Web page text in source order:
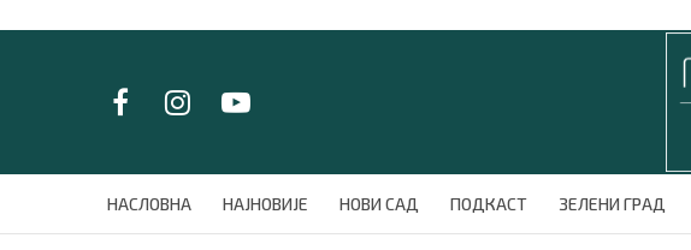
НАСЛОВНА НАЈНОВИЈЕ НОВИ САД ПОДКАСТ ЗЕЛЕНИ ГРАД
НАСЛОВНА
НАЈНОВИЈЕ